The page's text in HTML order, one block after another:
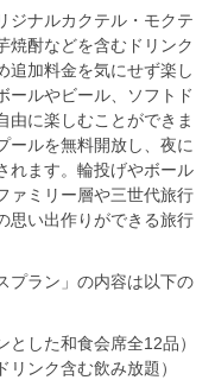
ジナルカクテル・モクテ
焼酎などを含むドリンク
追加料金を気にせず楽し
ールやビール、ソフトド
由に楽しむことができま
ールを無料開放し、夜に
れます。輪投げやボール
ァミリー層や三世代旅行
思い出作りができる旅行
プラン」の内容は以下の
とした和食会席全12品）
リンク含む飲み放題）